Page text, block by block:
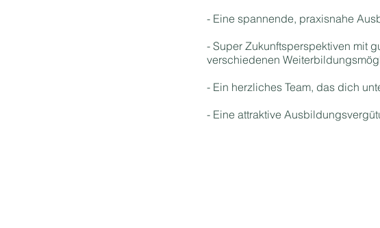
- Eine spannende, praxisnahe
- Super Zukunftsperspektiven mit
verschiedenen
- Ein herzliches Team, das dich
- Eine attraktive